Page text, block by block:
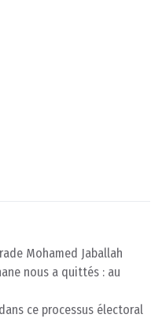
Mohamed Jaballah
nous a quittés : au
ce processus électoral